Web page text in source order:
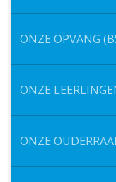
ONZE OPVANG
ONZE
ONZE